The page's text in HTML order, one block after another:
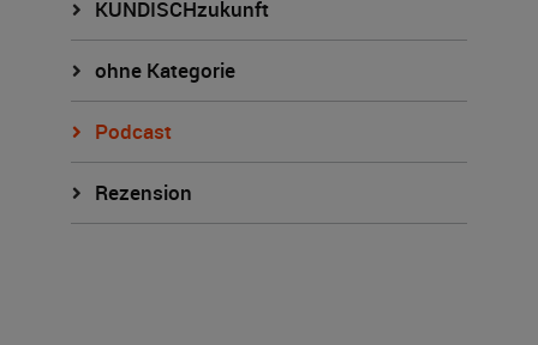
KUNDISCHzukunft
ohne Kategorie
Podcast
Rezension